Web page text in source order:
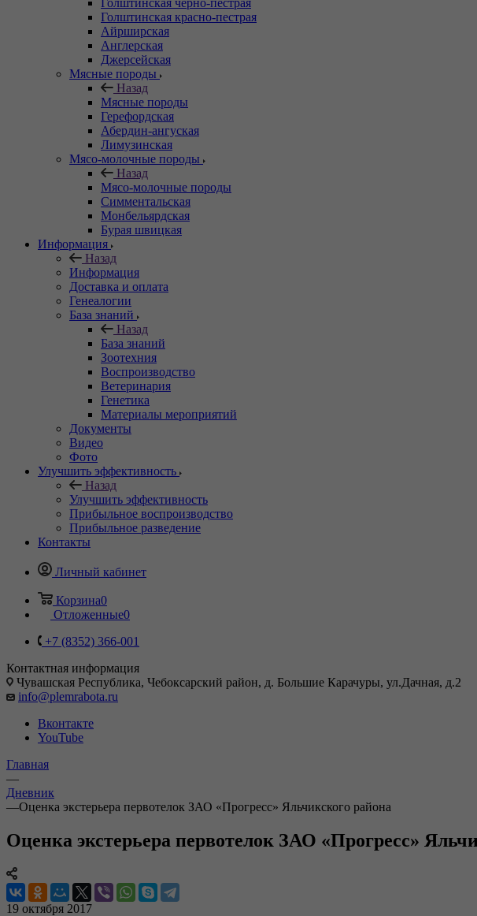
Голштинская черно-пестрая
Голштинская красно-пестрая
Айрширская
Англерская
Джерсейская
Мясные породы
Назад
Мясные породы
Герефордская
Абердин-ангуская
Лимузинская
Мясо-молочные породы
Назад
Мясо-молочные породы
Симментальская
Монбельярдская
Бурая швицкая
Информация
Назад
Информация
Доставка и оплата
Генеалогии
База знаний
Назад
База знаний
Зоотехния
Воспроизводство
Ветеринария
Генетика
Материалы мероприятий
Документы
Видео
Фото
Улучшить эффективность
Назад
Улучшить эффективность
Прибыльное воспроизводство
Прибыльное разведение
Контакты
Личный кабинет
Корзина0
Отложенные0
+7 (8352) 366-001
Контактная информация
Чувашская Республика, Чебоксарский район, д. Большие Карачуры, ул.Дачная, д.2
info@plemrabota.ru
Вконтакте
YouTube
Главная
—
Дневник
—Оценка экстерьера первотелок ЗАО «Прогресс» Яльчикского района
Оценка экстерьера первотелок ЗАО «Прогресс»
19 октября 2017